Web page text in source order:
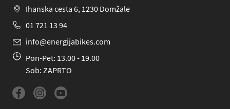
Ihanska cesta 6, 1230 Domžale
01 721 13 94
info@energijabikes.com
Pon-Pet: 13.00 - 19.00
Sob: ZAPRTO